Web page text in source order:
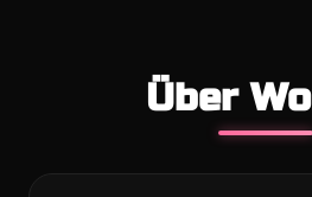
Über